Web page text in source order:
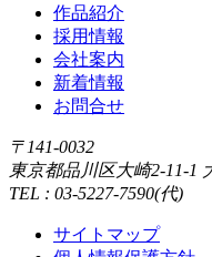
作品紹介
採用情報
会社案内
新着情報
お問合せ
〒141-0032
東京都品川区大崎2-11-1
TEL : 03-5227-7590(代)
サイトマップ